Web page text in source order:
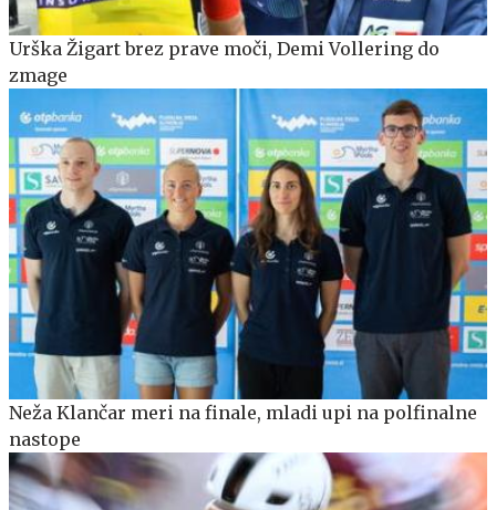
Urška Žigart brez prave moči, Demi Vollering do
zmage
Neža Klančar meri na finale, mladi upi na polfinalne
nastope